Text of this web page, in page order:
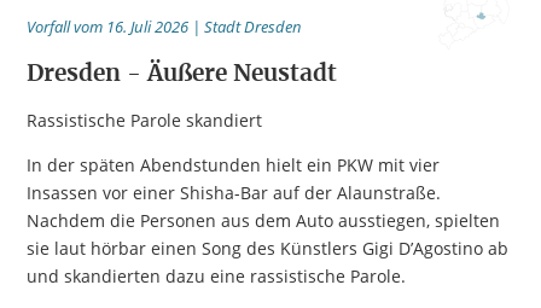
Vorfall vom 16. Juli 2026 | Stadt Dresden
Dresden - Äußere Neustadt
Rassistische Parole skandiert
In der späten Abendstunden hielt ein PKW mit vier
Insassen vor einer Shisha-Bar auf der Alaunstraße.
Nachdem die Personen aus dem Auto ausstiegen, spielten
sie laut hörbar einen Song des Künstlers Gigi D’Agostino ab
und skandierten dazu eine rassistische Parole.